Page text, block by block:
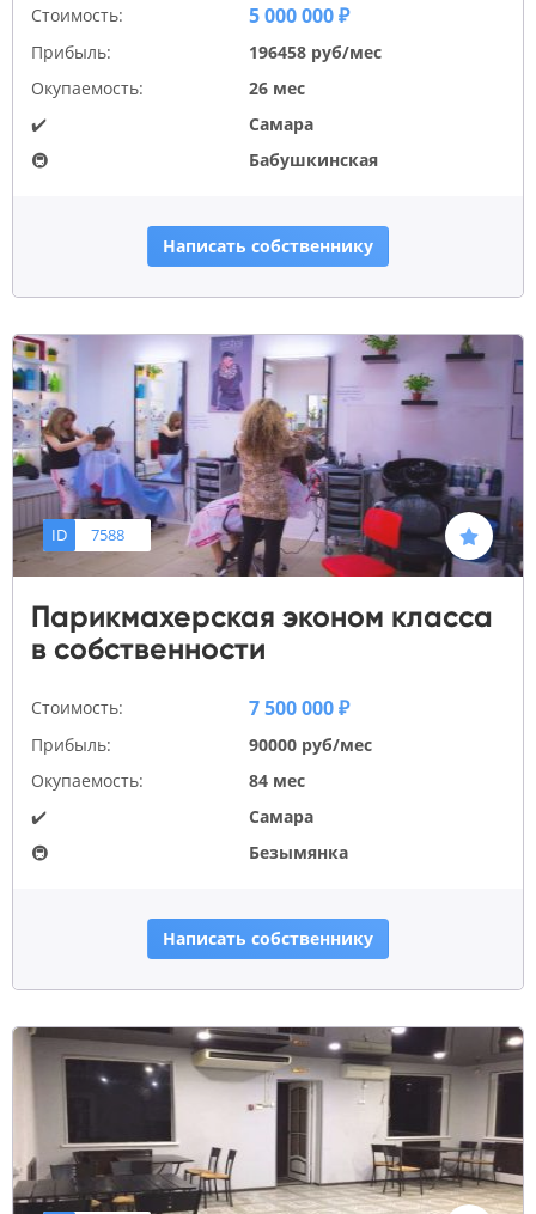
Стоимость: 5 000 000 ₽
Прибыль:
196458 руб/мес
Окупаемость:
26 мес
✔️
Самара
🚇
Бабушкинская
Написать собственнику
ID 7588
Парикмахерская эконом класса
в собственности
Стоимость: 7 500 000 ₽
Прибыль:
90000 руб/мес
Окупаемость:
84 мес
✔️
Самара
🚇
Безымянка
Написать собственнику